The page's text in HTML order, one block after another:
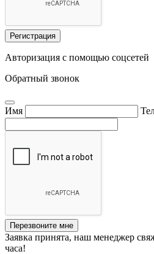
Регистрация
Авторизация с помощью соцсетей
Обратный звонок
Имя
Перезвоните мне
Заявка принята, наш менеджер
часа!